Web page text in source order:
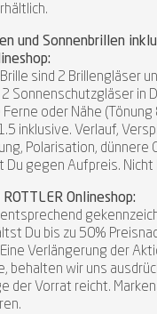
und Sonnenbrillen
sind 2 Brillengläser
Sonnenschutzgläser in
oder Nähe (Tönung
inklusive. Verlauf,
Polarisation, dünnere
gegen Aufpreis. Nicht
Onlineshop:
entsprechend
Du bis zu 50%
Verlängerung der
behalten wir uns
der Vorrat reicht.